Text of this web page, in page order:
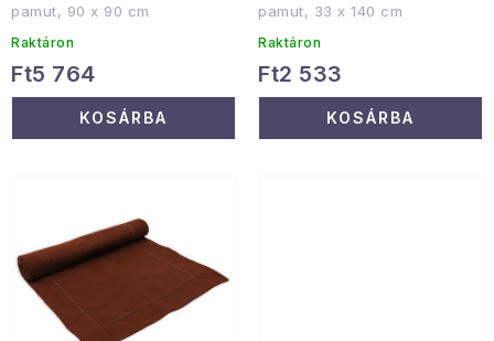
Fekete Péntek
Karácsonyi esemény
Januári akció
A személyes adatok védelmének feltételei
Hogyan kell panaszkodni / visszaadni az áruka
Kereskedelem feltételes
Érintkezés
Rólunk
pamut, 90 x 90 cm
Raktáron
Ft5 764
KOSÁRBA
pamut, 33 x 140 cm
Raktáron
Ft2 533
KOSÁRBA